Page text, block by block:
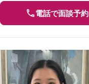
電話で面談予約